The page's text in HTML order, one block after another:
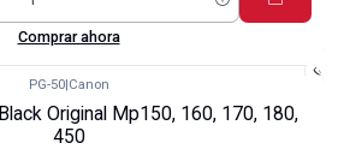
Comprar ahora
PG-50| Canon
Original Mp150, 160, 170, 180,
450